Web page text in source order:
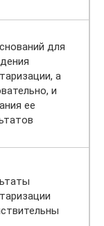
для
а
и
ее